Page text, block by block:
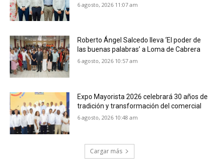
6 agosto, 2026 11:07 am
Roberto Ángel Salcedo lleva ‘El poder de
las buenas palabras’ a Loma de Cabrera
6 agosto, 2026 10:57 am
Expo Mayorista 2026 celebrará 30 años de
tradición y transformación del comercial
6 agosto, 2026 10:48 am
Cargar más